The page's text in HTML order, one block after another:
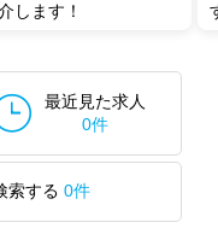
します！
最近見た求人
0件
索する 0件